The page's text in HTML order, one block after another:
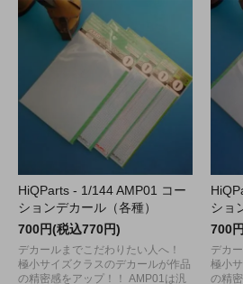
HiQParts - 1/144 AMP01 コー
ションデカール（各種）
700円(税込770円)
デカールまでこだわりたい人へ！
極小サイズクラスのデカールが作品
の精密感をアップ！！ AMP01は汎
ショ
700
デカ
極小
の精